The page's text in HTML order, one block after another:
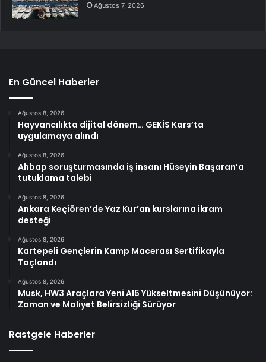
Ağustos 7, 2026
En Güncel Haberler
Ağustos 8, 2026
Hayvancılıkta dijital dönem… GEKİS Kars’ta
uygulamaya alındı
Ağustos 8, 2026
Ahbap soruşturmasında iş insanı Hüseyin Başaran’a
tutuklama talebi
Ağustos 8, 2026
Ankara Keçiören’de Yaz Kur’an kurslarına ikram
desteği
Ağustos 8, 2026
Kartepeli Gençlerin Kamp Macerası Sertifikayla
Taçlandı
Ağustos 8, 2026
Musk, HW3 Araçlara Yeni AI5 Yükseltmesini Düşünüyor:
Zaman ve Maliyet Belirsizliği Sürüyor
Rastgele Haberler